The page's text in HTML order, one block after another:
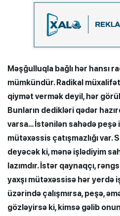
Məşğulluqla bağlı hər hansı
mümkündür. Radikal
qiymət vermək deyil, hər
Bunların dedikləri qədər
varsa… İstənilən sahədə peşə
mütəxəssis çatışmazlığı
deyəcək ki, mənə işlədiyim
lazımdır. İstər qaynaqçı,
yaxşı mütəxəssisə hər yerdə
üzərində çalışmırsa, peşə,
gözləyirsə ki, kimsə gəlib